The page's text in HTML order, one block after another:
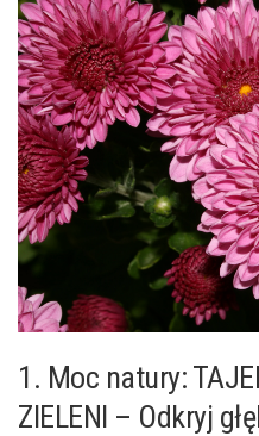
1. Moc natury:
ZIELENI – Odkryj